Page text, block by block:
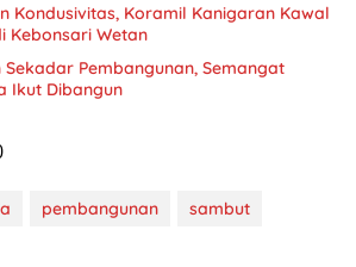
Kondusivitas, Koramil Kanigaran Kawal
Kebonsari Wetan
Sekadar Pembangunan, Semangat
Ikut Dibangun
pembangunan
sambut